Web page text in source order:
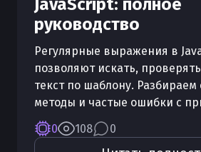
JavaScript: полное
руководство
Регулярные выражения в
позволяют искать,
текст по шаблону. Разбираем
методы и частые ошибки с
0
108 0